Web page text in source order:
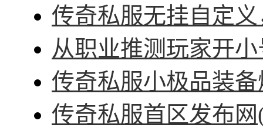
传奇私服无挂自定
从职业推测玩家开
传奇私服小极品装
传奇私服首区发布网